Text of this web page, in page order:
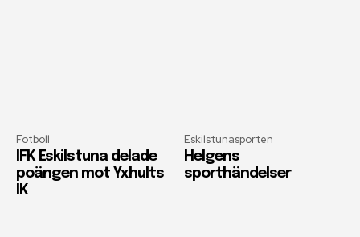
Fotboll
IFK Eskilstuna delade
poängen mot Yxhults
IK
Eskilstunasporten
Helgens
sporthändelser